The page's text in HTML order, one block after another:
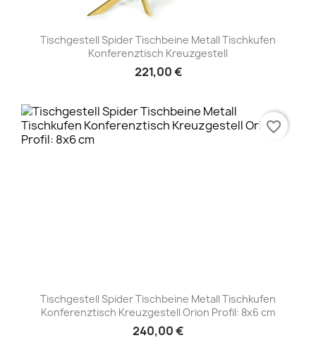
Tischgestell Spider Tischbeine Metall Tischkufen
Konferenztisch Kreuzgestell
221,00 €
Tischgestell Spider Tischbeine Metall Tischkufen
Konferenztisch Kreuzgestell Orion Profil: 8x6 cm
240,00 €
favorite_border